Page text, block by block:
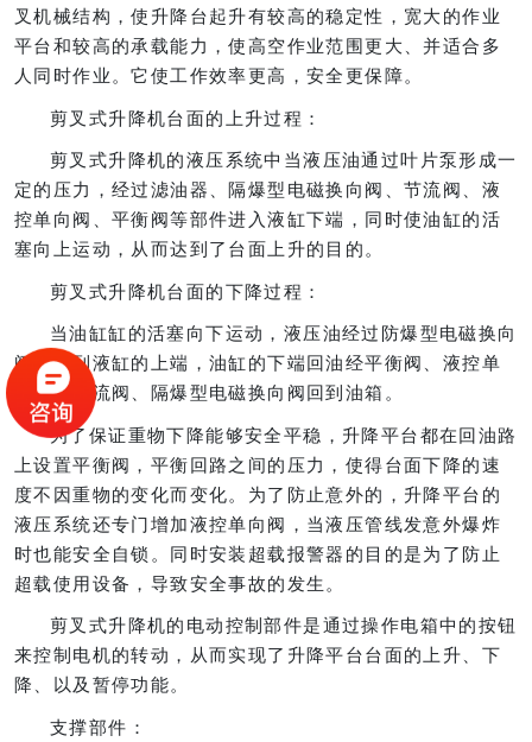
叉机械结构，使升降台起升有较高的稳定性，宽大的作业
平台和较高的承载能力，使高空作业范围更大、并适合多
人同时作业。它使工作效率更高，安全更保障。
剪叉式升降机台面的上升过程：
剪叉式升降机的液压系统中当液压油通过叶片泵形成一
定的压力，经过滤油器、隔爆型电磁换向阀、节流阀、液
控单向阀、平衡阀等部件进入液缸下端，同时使油缸的活
塞向上运动，从而达到了台面上升的目的。
剪叉式升降机台面的下降过程：
当油缸缸的活塞向下运动，液压油经过防爆型电磁换向
阀进入到液缸的上端，油缸的下端回油经平衡阀、液控单
向阀、节流阀、隔爆型电磁换向阀回到油箱。
为了保证重物下降能够安全平稳，升降平台都在回油路
上设置平衡阀，平衡回路之间的压力，使得台面下降的速
度不因重物的变化而变化。为了防止意外的，升降平台的
液压系统还专门增加液控单向阀，当液压管线发意外爆炸
时也能安全自锁。同时安装超载报警器的目的是为了防止
超载使用设备，导致安全事故的发生。
剪叉式升降机的电动控制部件是通过操作电箱中的按钮
来控制电机的转动，从而实现了升降平台台面的上升、下
降、以及暂停功能。
支撑部件：